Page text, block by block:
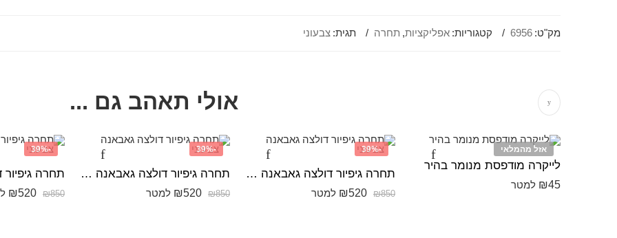
מק"ט: 6956 קטגוריות: אפליקציות, תחרה תגית: צבעוני
אולי תאהב גם ...
אזל מהמלאי
לייקרה מודפסת מנומר בהיר
₪45 למטר
-39%
תחרה גיפיור דולצה גאבאנה צבעוני
₪850
₪520 למטר
-39%
תחרה גיפיור דולצה גאבאנה צבעוני
₪850
₪520 למטר
-39%
₪850
₪520